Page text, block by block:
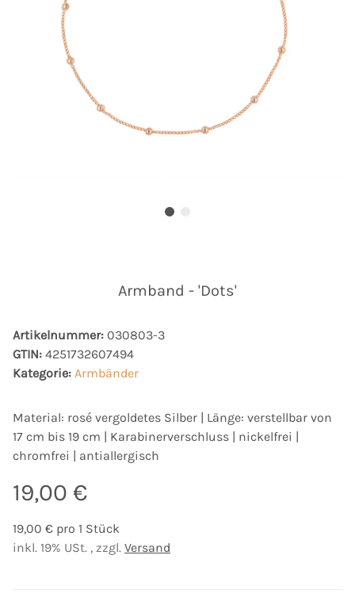
Armband - 'Dots'
Artikelnummer: 030803-3
GTIN: 4251732607494
Kategorie: Armbänder
Material: rosé vergoldetes Silber | Länge: verstellbar von
17 cm bis 19 cm | Karabinerverschluss | nickelfrei |
chromfrei | antiallergisch
19,00 €
19,00 € pro 1 Stück
inkl. 19% USt. , zzgl. Versand